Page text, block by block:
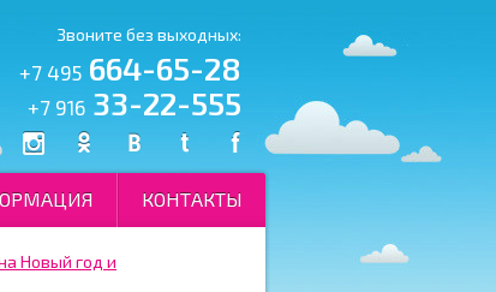
Звоните без выходных:
+7 495 664-65-28
+7 916 33-22-555
КОНТАКТЫ
Новый год и